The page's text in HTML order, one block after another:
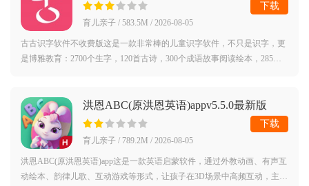
育儿亲子 / 583.5M / 2026-08-05
古古识字软件不收费版这是一款非常棒的儿童识字软件，不只是识字，更
是博雅教育：2700个生字，120首古诗，300个成语故事阅读绘本，285爿
下载
洪恩ABC(原洪恩英语)appv5.5.0最新版
育儿亲子 / 789.2M / 2026-08-05
洪恩ABC(原洪恩英语)app这是一款英语启蒙软件，通过外教动画、有声互
动绘本、韵律儿歌、互动游戏等形式，让孩子在3D场景中高频互动，主动
下载